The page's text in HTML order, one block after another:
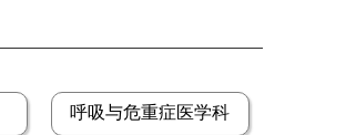
呼吸与危重症医学科